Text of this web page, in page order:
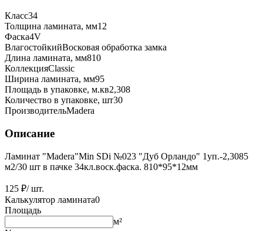
Класс34
Толщина ламината, мм12
Фаска4V
ВлагостойкийВосковая обработка замка
Длина ламината, мм810
КоллекцияClassic
Ширина ламината, мм95
Площадь в упаковке, м.кв2,308
Количество в упаковке, шт30
ПроизводительMadera
Описание
Ламинат "Madera"Min SDi №023 "Дуб Орландо" 1уп.-2,3085
м2/30 шт в пачке 34кл.воск.фаска. 810*95*12мм
125 ₽/ шт.
Калькулятор ламината0
Площадь
м²